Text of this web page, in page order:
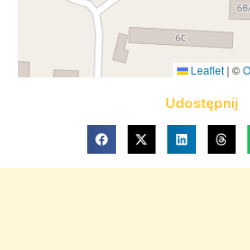
Leaflet | ©
Udostępnij